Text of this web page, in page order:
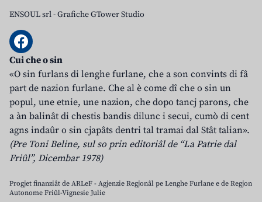
ENSOUL srl-Grafiche GTower Studio
Cui che o sin
«O sin furlans di lenghe furlane, che a son convints di fâ
part de nazion furlane. Che al è come dî che o sin un
popul, une etnie, une nazion, che dopo tancj parons, che
a àn balinât di chestis bandis dilunc i secui, cumò di cent
agns indaûr o sin cjapâts dentri tal tramai dal Stât talian».
(Pre Toni Beline, sul so prin editoriâl de “La Patrie dal
Friûl”, Dicembar 1978)
Progjet finanziât de ARLeF - Agjenzie Regjonâl pe Lenghe Furlane e de Regjon
Autonome Friûl-Vignesie Julie